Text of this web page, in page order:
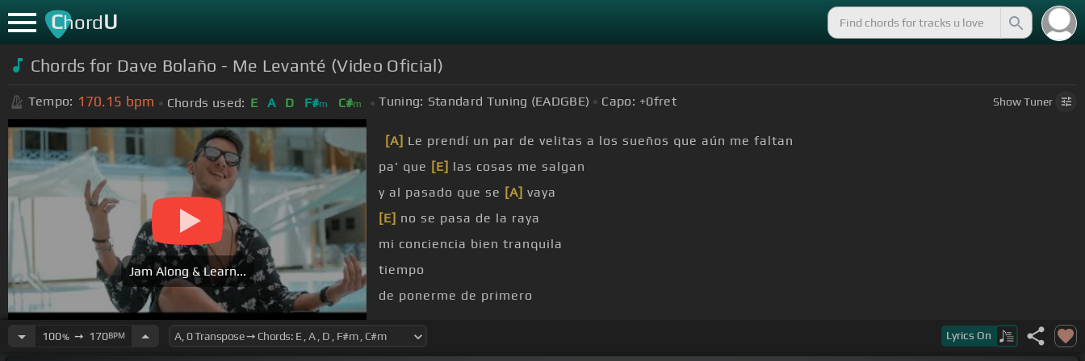
ChordU
Chords for Dave Bolaño - Me Levanté (Video Oficial)
Tempo: 170.15 bpm Chords used: E A D F#m C#m Tuning: Standard Tuning (EADGBE) Capo: +0fret ShowTuner
Jam Along & Learn...
[A] Le prendí un par de velitas a los sueños que aún me faltan
pa' que [E] las cosas me salgan
y al pasado que se [A] vaya
[E] no se pasa de la raya
mi conciencia bien tranquila
tiempo
de ponerme de primero
100%➙ 170BPM Lyrics On